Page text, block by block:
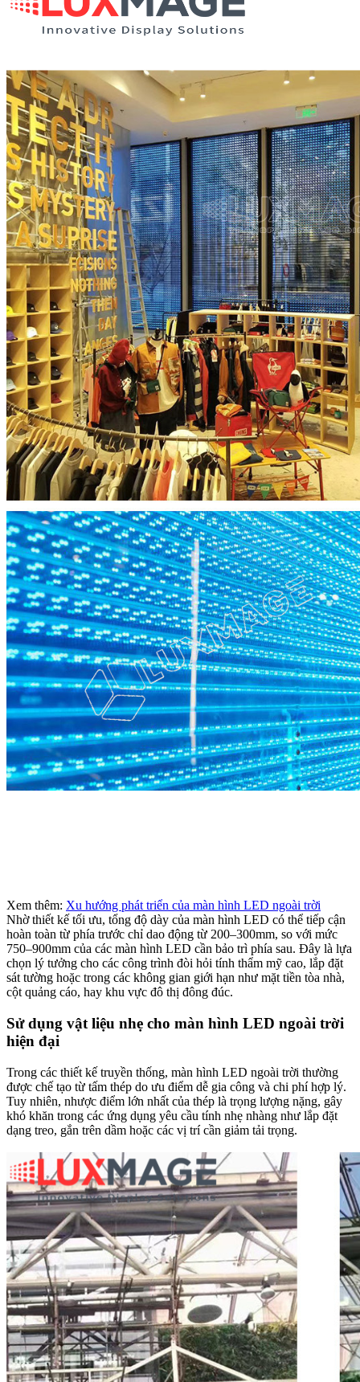
Xem thêm: Xu hướng phát triển của màn hình LED ngoài trời
Nhờ thiết kế tối ưu, tổng độ dày của màn hình LED có thể tiếp cận
hoàn toàn từ phía trước chỉ dao động từ 200–300mm, so với mức
750–900mm của các màn hình LED cần bảo trì phía sau. Đây là lựa
chọn lý tưởng cho các công trình đòi hỏi tính thẩm mỹ cao, lắp đặt
sát tường hoặc trong các không gian giới hạn như mặt tiền tòa nhà,
cột quảng cáo, hay khu vực đô thị đông đúc.
Sử dụng vật liệu nhẹ cho màn hình LED ngoài trời
hiện đại​
Trong các thiết kế truyền thống, màn hình LED ngoài trời thường
được chế tạo từ tấm thép do ưu điểm dễ gia công và chi phí hợp lý.
Tuy nhiên, nhược điểm lớn nhất của thép là trọng lượng nặng, gây
khó khăn trong các ứng dụng yêu cầu tính nhẹ nhàng như lắp đặt
dạng treo, gắn trên dầm hoặc các vị trí cần giảm tải trọng.